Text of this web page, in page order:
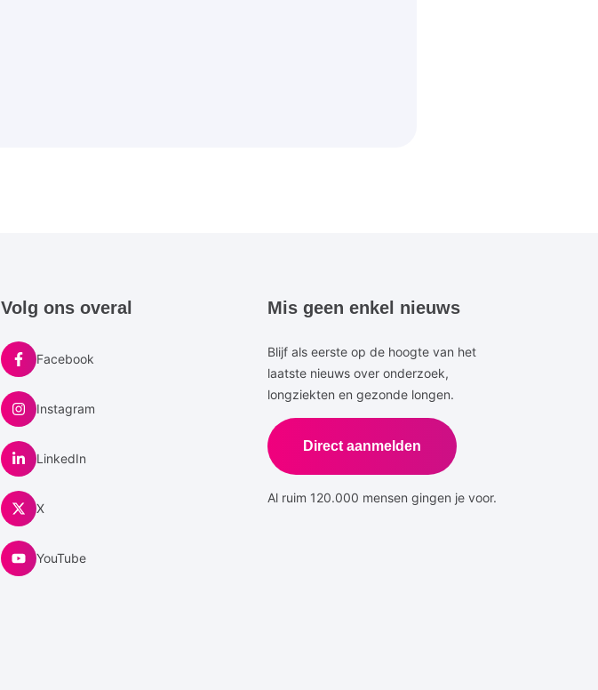
Volg ons overal
Facebook
Instagram
LinkedIn
X
YouTube
Mis geen enkel nieuws
Blijf als eerste op de hoogte van het
laatste nieuws over onderzoek,
longziekten en gezonde longen.
Direct aanmelden
Al ruim 120.000 mensen gingen je voor.